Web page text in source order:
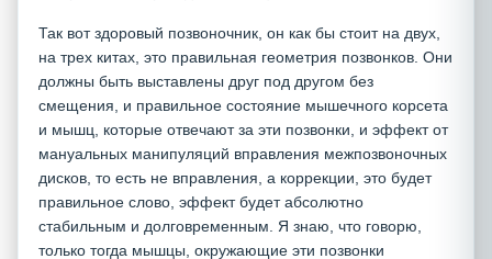
Так вот здоровый позвоночник, он как бы стоит на двух,
на трех китах, это правильная геометрия позвонков. Они
должны быть выставлены друг под другом без
смещения, и правильное состояние мышечного корсета
и мышц, которые отвечают за эти позвонки, и эффект от
мануальных манипуляций вправления межпозвоночных
дисков, то есть не вправления, а коррекции, это будет
правильное слово, эффект будет абсолютно
стабильным и долговременным. Я знаю, что говорю,
только тогда мышцы, окружающие эти позвонки